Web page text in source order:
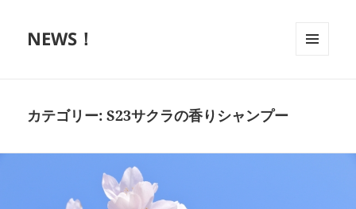
NEWS！
カテゴリー:S23サクラの香りシャンプー